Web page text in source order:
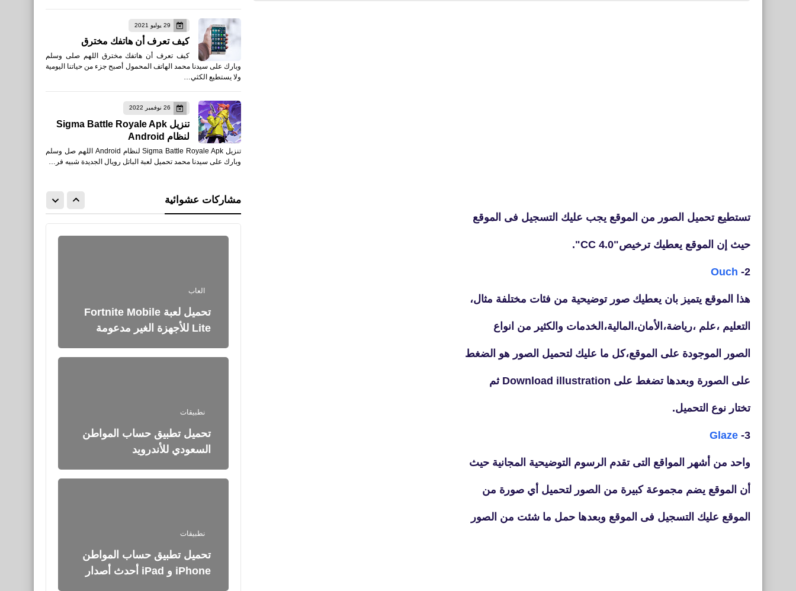
تستطيع تحميل الصور من الموقع يجب عليك التسجيل فى الموقع
حيث إن الموقع يعطيك ترخيص"CC 4.0".
2-
Ouch
هذا الموقع يتميز بان يعطيك صور توضيحية من فئات مختلفة مثال،
التعليم ،علم ،رياضة،الأمان،المالية،الخدمات والكثير من انواع
الصور الموجودة على الموقع،كل ما عليك لتحميل الصور هو الضغط
على الصورة وبعدها تضغط على Download illustration ثم
تختار نوع التحميل.
3-
Glaze
واحد من أشهر المواقع التى تقدم الرسوم التوضيحية المجانية حيث
أن الموقع يضم مجموعة كبيرة من الصور لتحميل أي صورة من
الموقع عليك التسجيل فى الموقع وبعدها حمل ما شئت من الصور
29 يوليو 2021
كيف تعرف أن هاتفك مخترق
كيف تعرف أن هاتفك مخترق اللهم صلى وسلم
وبارك على سيدنا محمد الهاتف المحمول أصبح جزء من حياتنا اليومية
ولا يستطيع الكثي…
26 نوفمبر 2022
تنزيل Sigma Battle Royale Apk
لنظام Android
تنزيل Sigma Battle Royale Apk لنظام Android اللهم صل وسلم
وبارك على سيدنا محمد تحميل لعبة الباتل رويال الجديدة شبيه فر…
مشاركات عشوائية
نطبيقات
تحميل طلبات - خدمة توصيل
المواد الغذائية والبقالة للأيفون
والأندرويد
برامج كمبيوتر
على هواتف الأندرويد والأيفون
من أي مكان فى العالم
العاب
تحميل لعبة Fortnite Mobile
Lite للأجهزة الغير مدعومة
نطبيقات
تحميل تطبيق حساب المواطن
السعودي للأندرويد
نطبيقات
تحميل تطبيق حساب المواطن
iPhone و iPad أحدث أصدار